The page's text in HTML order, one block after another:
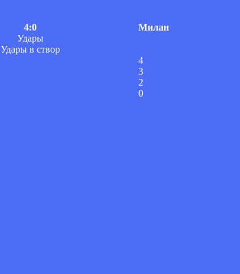
4:0
Милан
Удары
Удары в створ
4
3
2
0